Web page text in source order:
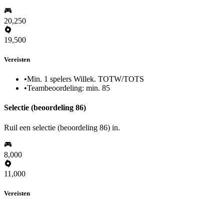
20,250
19,500
Vereisten
•Min. 1 spelers Willek. TOTW/TOTS
•Teambeoordeling: min. 85
Selectie (beoordeling 86)
Ruil een selectie (beoordeling 86) in.
8,000
11,000
Vereisten